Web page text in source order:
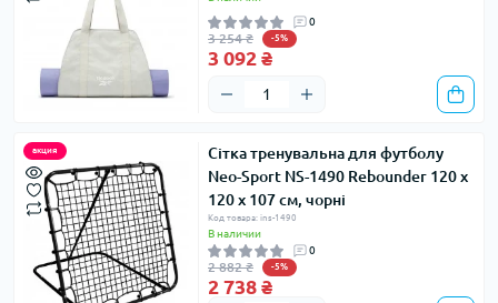
0
3 254 ₴ -5%
3 092 ₴
акция
Сітка тренувальна для футболу
Neo-Sport NS-1490 Rebounder 120 x
120 х 107 см, чорні
Код товара: ins-1490
В наличии
0
2 882 ₴ -5%
2 738 ₴